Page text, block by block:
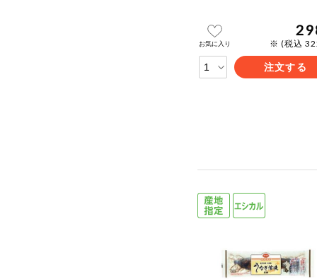
お気に入り ※ (税込
注文する